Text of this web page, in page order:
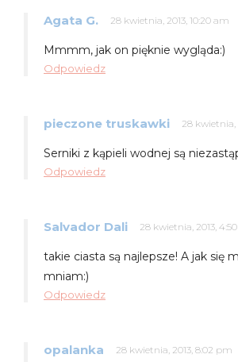
Agata G. 28 kwietnia, 2013, 10:20 am
Mmmm, jak on pięknie wygląda:)
Odpowiedz
pieczone truskawki 28 kwietnia,
Serniki z kąpieli wodnej są
Odpowiedz
Salvador Dali 28 kwietnia, 2013,
takie ciasta są najlepsze! A jak się
mniam:)
Odpowiedz
opalanka 28 kwietnia, 2013, 8:02 pm